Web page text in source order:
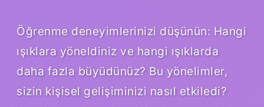
Öğrenme deneyimlerinizi düşünün: Hangi
ışıklara yöneldiniz ve hangi ışıklarda
daha fazla büyüdünüz? Bu yönelimler,
sizin kişisel gelişiminizi nasıl etkiledi?